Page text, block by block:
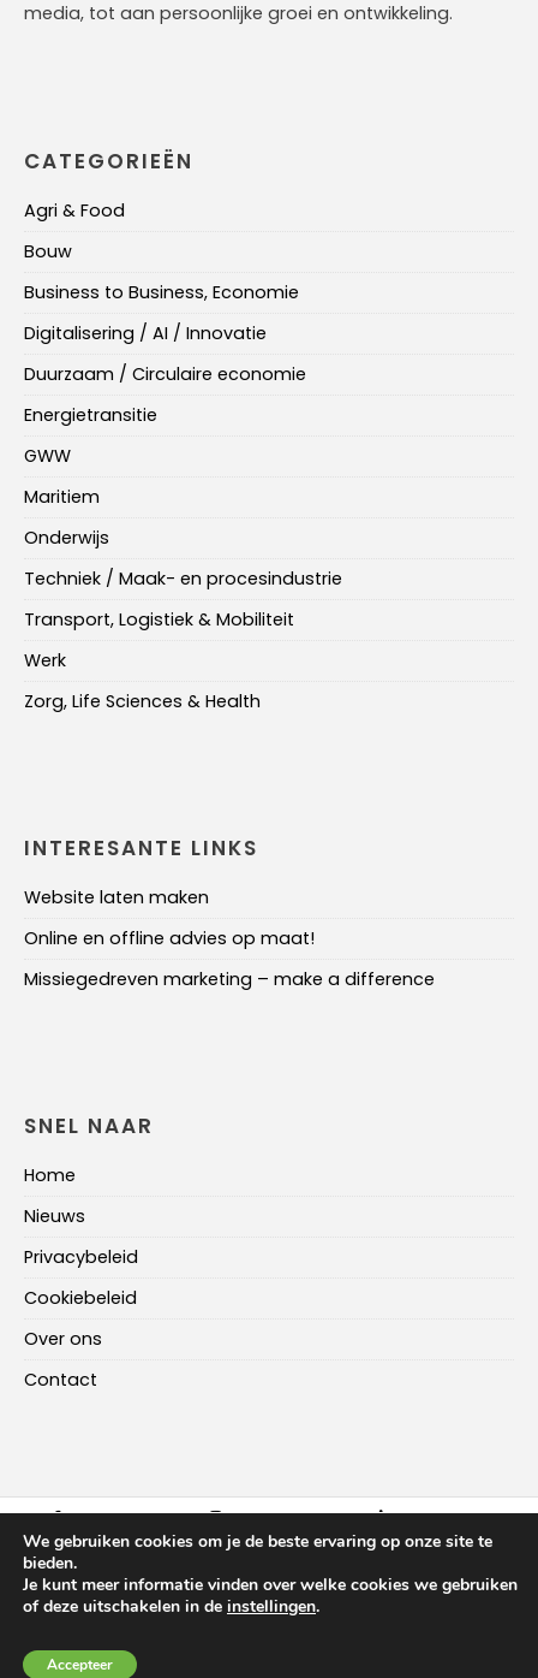
media, tot aan persoonlijke groei en ontwikkeling.
CATEGORIEËN
Agri & Food
Bouw
Business to Business, Economie
Digitalisering / AI / Innovatie
Duurzaam / Circulaire economie
Energietransitie
GWW
Maritiem
Onderwijs
Techniek / Maak- en procesindustrie
Transport, Logistiek & Mobiliteit
Werk
Zorg, Life Sciences & Health
INTERESANTE LINKS
Website laten maken
Online en offline advies op maat!
Missiegedreven marketing – make a difference
SNEL NAAR
Home
Nieuws
Privacybeleid
Cookiebeleid
Over ons
Contact
FACEBOOK INSTAGRAM LINKEDIN
HOME NIEUWS OVER ONS CONTACT
We gebruiken cookies om je de beste ervaring op onze site te
bieden.
Je kunt meer informatie vinden over welke cookies we gebruiken
of deze uitschakelen in de instellingen.
Accepteer